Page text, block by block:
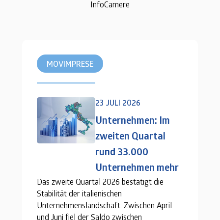
InfoCamere
MOVIMPRESE
23 JULI 2026
Unternehmen: Im
zweiten Quartal
rund 33.000
Unternehmen mehr
Das zweite Quartal 2026 bestätigt die
Stabilität der italienischen
Unternehmenslandschaft. Zwischen April
und Juni fiel der Saldo zwischen